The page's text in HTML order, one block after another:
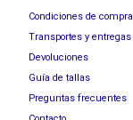
Condiciones de compra
Transportes y entregas
Devoluciones
Guía de tallas
Preguntas frecuentes